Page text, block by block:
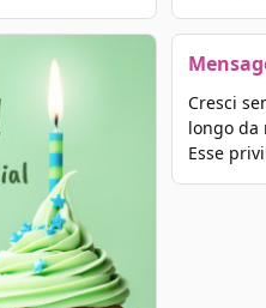
Cresci
longo da
Esse